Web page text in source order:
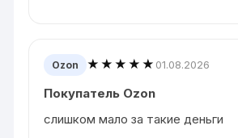
Ozon ★★★★★ 01.08.2026
Покупатель Ozon
слишком мало за такие деньги